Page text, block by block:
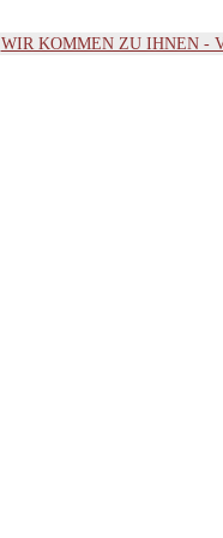
WIR KOMMEN ZU IHNEN -